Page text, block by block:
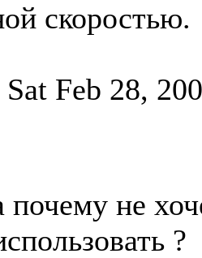
скоростью.
Feb 28,
почему не
?